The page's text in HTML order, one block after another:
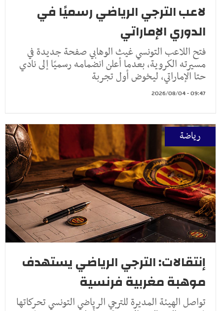
لاعب الترجي الرياضي رسميًا في
الدوري الإماراتي
فتح اللاعب التونسي غيث الوهابي صفحة جديدة في
مسيرته الكروية، بعدما أعلن انضمامه رسميًا إلى نادي
حتا الإماراتي، ليخوض أول تجربة
09:47 - 2026/08/04
رياضة
إنتقالات: الترجي الرياضي يستهدف
موهبة مغربية فرنسية
تواصل الهيئة المديرة للترجي الرياضي التونسي تحركاتها